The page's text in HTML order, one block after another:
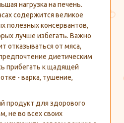
нагрузка на печень.
содержится великое
полезных консервантов,
лучше избегать. Важно
отказываться от мяса,
диетическим
прибегать к щадящей
- варка, тушение,
продукт для здорового
не во всех своих